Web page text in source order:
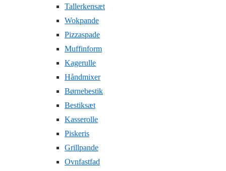
Tallerkensæt
Wokpande
Pizzaspade
Muffinform
Kagerulle
Håndmixer
Børnebestik
Bestiksæt
Kasserolle
Piskeris
Grillpande
Ovnfastfad